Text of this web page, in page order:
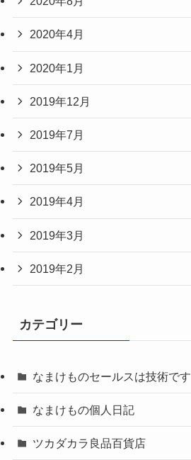
2020年4月
2020年1月
2019年12月
2019年7月
2019年5月
2019年4月
2019年3月
2019年2月
カテゴリー
なまけものセールスは技術です
なまけもの個人日記
ツカダカラ良品百貨店